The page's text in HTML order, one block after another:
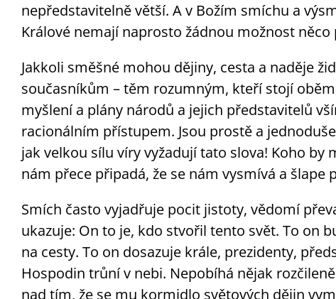
nepředstavitelně větší. A v Božím smíchu a
Králové nemají naprosto žádnou možnost
Jakkoli směšné mohou dějiny, cesta a naděje
současníkům – těm rozumným, kteří stojí
myšlení a plány národů a jejich představitelů
racionálním přístupem. Jsou prostě a
jak velkou sílu víry vyžadují tato slova! Koho
nám přece připadá, že se nám vysmívá a šlape
Smích často vyjadřuje pocit jistoty, vědomí
ukazuje: On to je, kdo stvořil tento svět. To on
na cesty. To on dosazuje krále, prezidenty,
Hospodin trůní v nebi. Nepobíhá nějak
nad tím, že se mu kormidlo světových dějin